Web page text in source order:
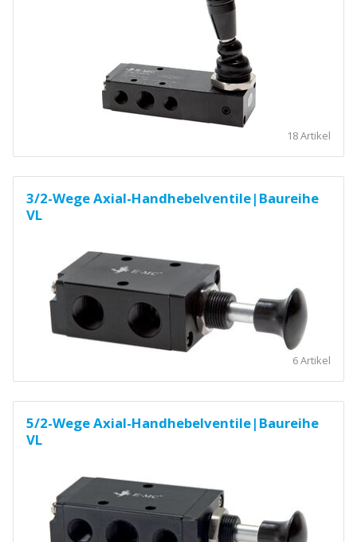
18 Artikel
3/2-Wege Axial-Handhebelventile|Baureihe
VL
6 Artikel
5/2-Wege Axial-Handhebelventile|Baureihe
VL